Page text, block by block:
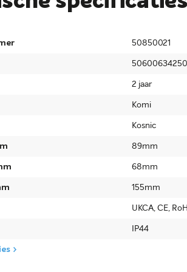
50850021
2 jaar
Komi
Kosnic
89mm
68mm
155mm
UKCA, CE,
IP44